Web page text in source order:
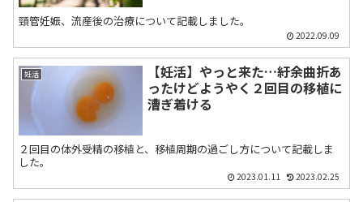
頸管妊娠、流産後の治療について記載しました。
2022.09.09
妊活
【妊活】やっと来た…紆余曲折あ
ったけどようやく２回目の移植に
漕ぎ着ける
２回目の体外受精の移植と、移植周期の過ごし方について記載しま
した。
2023.01.11 2023.02.25